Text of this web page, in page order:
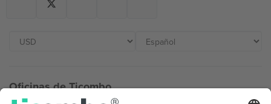
Oficinas de Ticombo